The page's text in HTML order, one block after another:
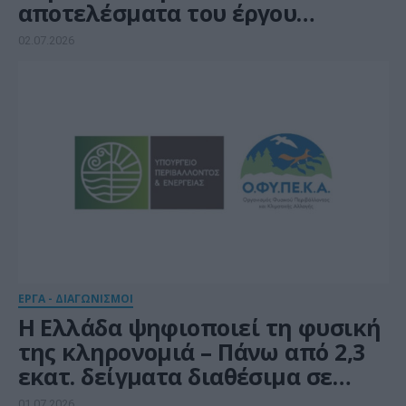
αποτελέσματα του έργου
“Helping Homes” για πιο
02.07.2026
ΕΡΓΑ - ΔΙΑΓΩΝΙΣΜΟΙ
Η Ελλάδα ψηφιοποιεί τη φυσική
της κληρονομιά – Πάνω από 2,3
εκατ. δείγματα διαθέσιμα σε